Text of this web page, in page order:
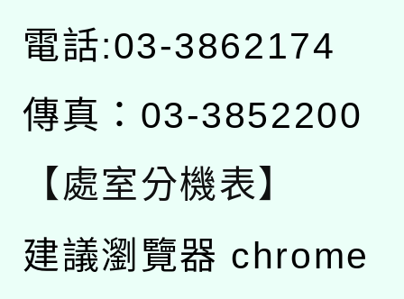
電話:03-3862174
傳真：03-3852200
【處室分機表】
建議瀏覽器 chrome